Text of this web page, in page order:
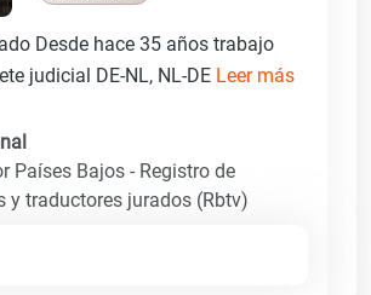
Desde hace 35 años trabajo
judicial DE-NL, NL-DE Leer más
Países Bajos - Registro de
y traductores jurados (Rbtv)